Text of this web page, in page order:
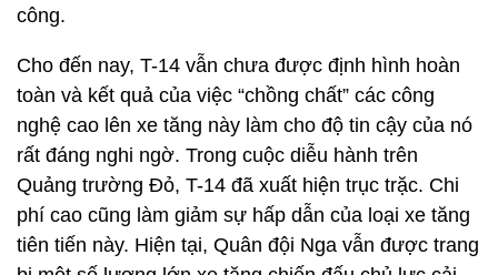
công.
Cho đến nay, T-14 vẫn chưa được định hình hoàn
toàn và kết quả của việc “chồng chất” các công
nghệ cao lên xe tăng này làm cho độ tin cậy của nó
rất đáng nghi ngờ. Trong cuộc diễu hành trên
Quảng trường Đỏ, T-14 đã xuất hiện trục trặc. Chi
phí cao cũng làm giảm sự hấp dẫn của loại xe tăng
tiên tiến này. Hiện tại, Quân đội Nga vẫn được trang